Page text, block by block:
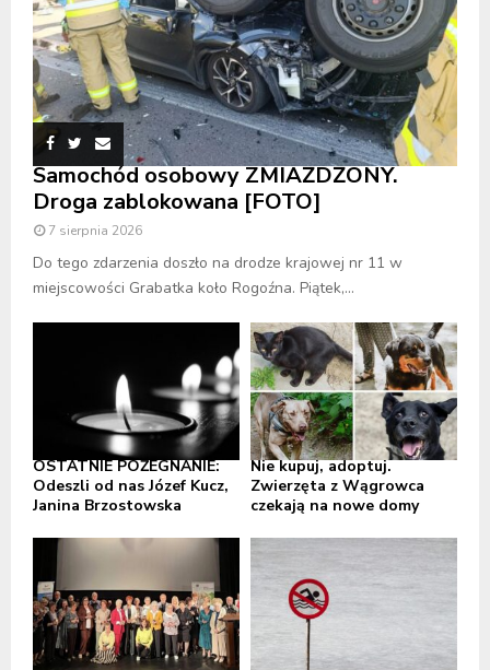
Samochód osobowy ZMIAŻDŻONY.
Droga zablokowana [FOTO]
7 sierpnia 2026
Do tego zdarzenia doszło na drodze krajowej nr 11 w
miejscowości Grabatka koło Rogoźna. Piątek,...
OSTATNIE POŻEGNANIE:
Odeszli od nas Józef Kucz,
Janina Brzostowska
Nie kupuj, adoptuj.
Zwierzęta z Wągrowca
czekają na nowe domy